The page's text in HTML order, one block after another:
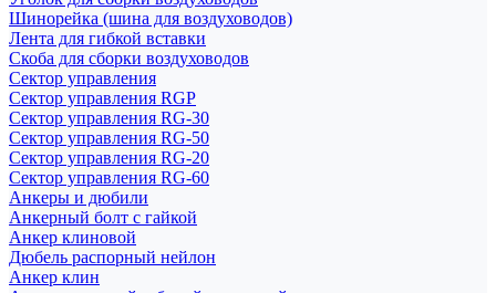
Шинорейка (шина для воздуховодов)
Лента для гибкой вставки
Скоба для сборки воздуховодов
Сектор управления
Сектор управления RGP
Сектор управления RG-30
Сектор управления RG-50
Сектор управления RG-20
Сектор управления RG-60
Анкеры и дюбили
Анкерный болт с гайкой
Анкер клиновой
Дюбель распорный нейлон
Анкер клин